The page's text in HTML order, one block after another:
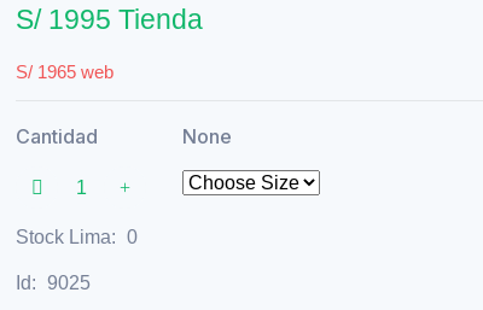
S/ 1995 Tienda
S/ 1965 web
Cantidad None
Stock Lima: 0
Id: 9025